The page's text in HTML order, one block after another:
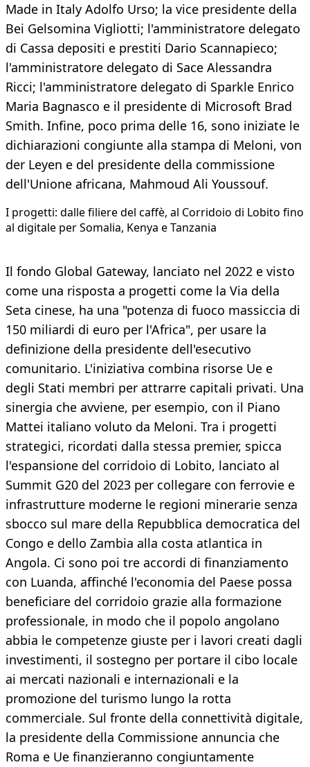
Made in Italy Adolfo Urso; la vice presidente della
Bei Gelsomina Vigliotti; l'amministratore delegato
di Cassa depositi e prestiti Dario Scannapieco;
l'amministratore delegato di Sace Alessandra
Ricci; l'amministratore delegato di Sparkle Enrico
Maria Bagnasco e il presidente di Microsoft Brad
Smith. Infine, poco prima delle 16, sono iniziate le
dichiarazioni congiunte alla stampa di Meloni, von
der Leyen e del presidente della commissione
dell'Unione africana, Mahmoud Ali Youssouf.
I progetti: dalle filiere del caffè, al Corridoio di Lobito fino
al digitale per Somalia, Kenya e Tanzania
Il fondo Global Gateway, lanciato nel 2022 e visto
come una risposta a progetti come la Via della
Seta cinese, ha una "potenza di fuoco massiccia di
150 miliardi di euro per l'Africa", per usare la
definizione della presidente dell'esecutivo
comunitario. L'iniziativa combina risorse Ue e
degli Stati membri per attrarre capitali privati. Una
sinergia che avviene, per esempio, con il Piano
Mattei italiano voluto da Meloni. Tra i progetti
strategici, ricordati dalla stessa premier, spicca
l'espansione del corridoio di Lobito, lanciato al
Summit G20 del 2023 per collegare con ferrovie e
infrastrutture moderne le regioni minerarie senza
sbocco sul mare della Repubblica democratica del
Congo e dello Zambia alla costa atlantica in
Angola. Ci sono poi tre accordi di finanziamento
con Luanda, affinché l'economia del Paese possa
beneficiare del corridoio grazie alla formazione
professionale, in modo che il popolo angolano
abbia le competenze giuste per i lavori creati dagli
investimenti, il sostegno per portare il cibo locale
ai mercati nazionali e internazionali e la
promozione del turismo lungo la rotta
commerciale. Sul fronte della connettività digitale,
la presidente della Commissione annuncia che
Roma e Ue finanzieranno congiuntamente